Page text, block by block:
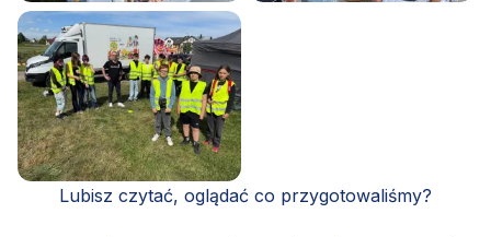
Lubisz czytać, oglądać co przygotowaliśmy?